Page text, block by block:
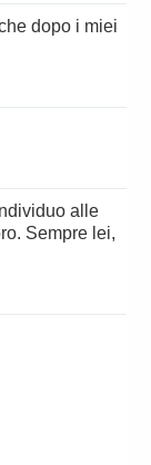
Sempre lei,